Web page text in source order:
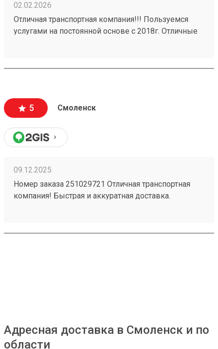
02.02.2026
Отличная транспортная компания!!! Пользуемся
услугами на постоянной основе с 2018г. Отличные
задержек в доставке грузов. Даже присылают
5 Смоленск
09.12.2025
Номер заказа 251029721 Отличная транспортная
компания! Быстрая и аккуратная доставка.
время - есть с чем сравнивать.
Адресная доставка в Смоленск и по
области